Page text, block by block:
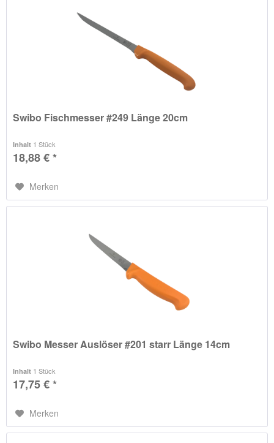
Swibo Fischmesser #249 Länge 20cm
Inhalt 1 Stück
18,88 € *
Merken
Swibo Messer Auslöser #201 starr Länge 14cm
Inhalt 1 Stück
17,75 € *
Merken